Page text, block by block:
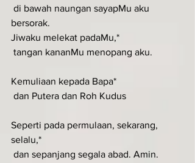
bersorak.
Jiwaku melekat padaMu,*
tangan kananMu menopang aku.
Kemuliaan kepada Bapa*
dan Putera dan Roh Kudus
Seperti pada permulaan, sekarang,
selalu,*
dan sepanjang segala abad. Amin.